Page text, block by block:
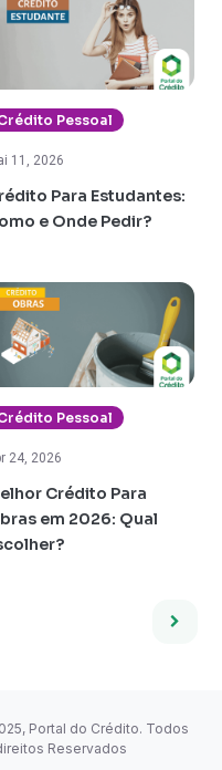
Pessoal
11, 2026
Para Estudantes:
e Onde Pedir?
Pessoal
24, 2026
Crédito Para
em 2026: Qual
Portal do Crédito. Todos
Reservados